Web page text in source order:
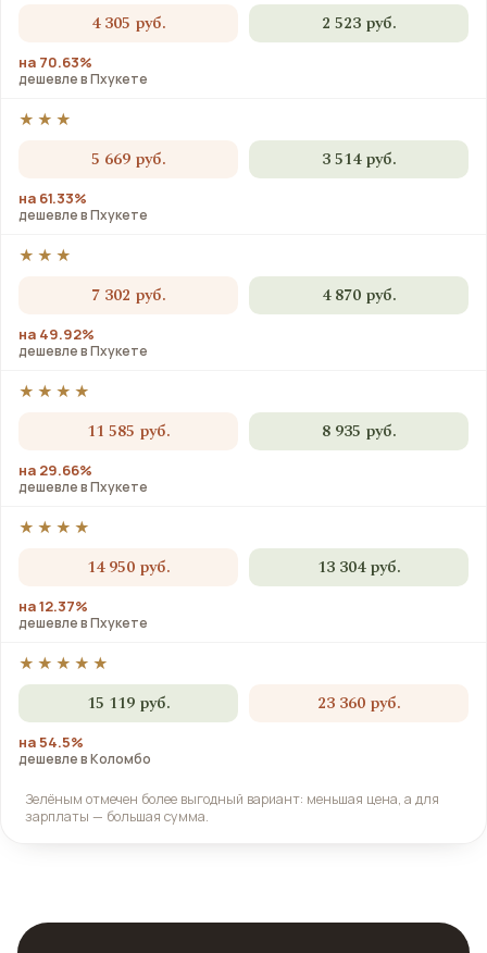
4 305 руб. 2 523 руб.
на 70.63%
дешевле в Пхукете
★★★
5 669 руб. 3 514 руб.
на 61.33%
дешевле в Пхукете
★★★
7 302 руб. 4 870 руб.
на 49.92%
дешевле в Пхукете
★★★★
11 585 руб. 8 935 руб.
на 29.66%
дешевле в Пхукете
★★★★
14 950 руб. 13 304 руб.
на 12.37%
дешевле в Пхукете
★★★★★
15 119 руб. 23 360 руб.
на 54.5%
дешевле в Коломбо
Зелёным отмечен более выгодный вариант: меньшая цена, а для
зарплаты — большая сумма.